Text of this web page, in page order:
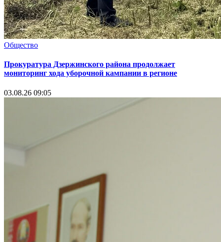
Общество
Прокуратура Дзержинского района продолжает
мониторинг хода уборочной кампании в регионе
03.08.26 09:05